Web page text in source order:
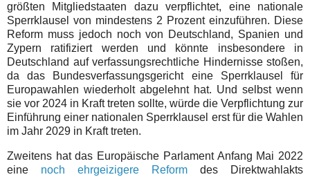
größten Mitgliedstaaten dazu verpflichtet, eine nationale
Sperrklausel von mindestens 2 Prozent einzuführen. Diese
Reform muss jedoch noch von Deutschland, Spanien und
Zypern ratifiziert werden und könnte insbesondere in
Deutschland auf verfassungsrechtliche Hindernisse stoßen,
da das Bundesverfassungsgericht eine Sperrklausel für
Europawahlen wiederholt abgelehnt hat. Und selbst wenn
sie vor 2024 in Kraft treten sollte, würde die Verpflichtung zur
Einführung einer nationalen Sperrklausel erst für die Wahlen
im Jahr 2029 in Kraft treten.
Zweitens hat das Europäische Parlament Anfang Mai 2022
eine noch ehrgeizigere Reform des Direktwahlakts